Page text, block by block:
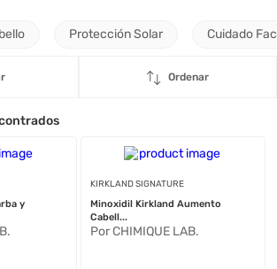
Protección Solar Cuidado
Ordenar
y
KIRKLAND SIGNATURE
Minoxidil Kirkland Aumento
Cabell...
Por CHIMIQUE LAB.